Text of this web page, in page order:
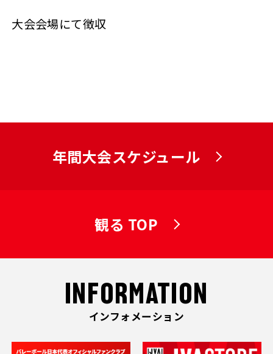
大会会場にて徴収
年間大会スケジュール
観る TOP
INFORMATION
インフォメーション